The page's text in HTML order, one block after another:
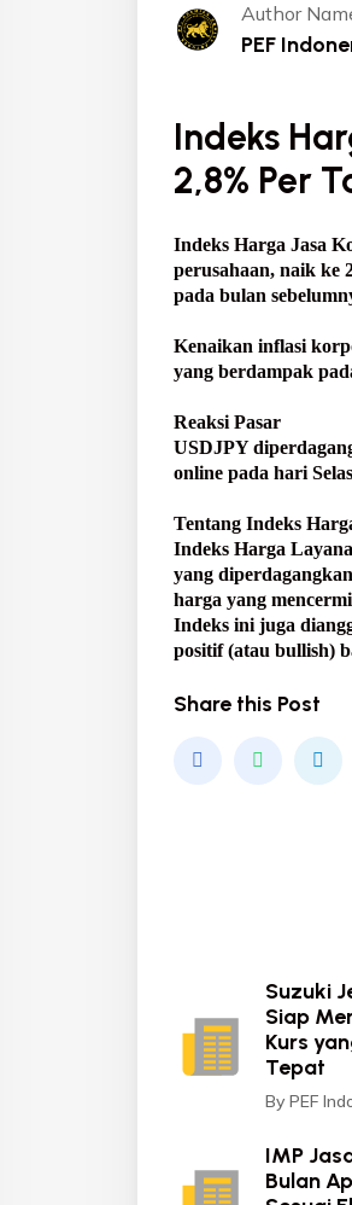
Author
PEF
Indeks
2,8% Per
Indeks Harga Jasa
perusahaan, naik ke
pada bulan
Kenaikan inflasi
yang berdampak
Reaksi Pasar
USDJPY
online pada hari
Tentang Indeks
Indeks Harga
yang
harga yang
Indeks ini juga
positif (atau bullish)
Share this Post
Suzuki
Siap
Kurs
Tepat
By PEF
IMP
Bulan